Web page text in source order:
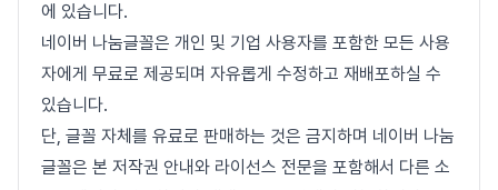
에 있습니다.
네이버 나눔글꼴은 개인 및 기업 사용자를 포함한 모든 사용
자에게 무료로 제공되며 자유롭게 수정하고 재배포하실 수
있습니다.
단, 글꼴 자체를 유료로 판매하는 것은 금지하며 네이버 나눔
글꼴은 본 저작권 안내와 라이선스 전문을 포함해서 다른 소